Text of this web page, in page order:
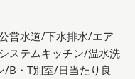
営水道/下水排水/エア
ステムキッチン/温水洗
B・T別室/日当たり良